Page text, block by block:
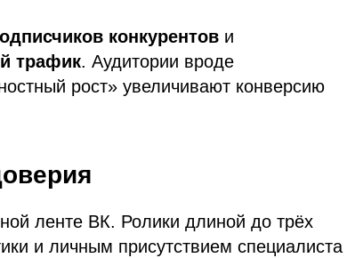
конкурентов и
трафик. Аудитории вроде
рост» увеличивают конверсию
ленте ВК. Ролики длиной до трёх
и личным присутствием специалиста